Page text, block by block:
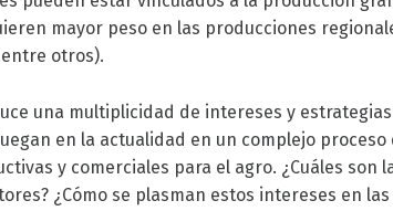
mayor peso en las producciones
otros).
una multiplicidad de intereses y
en la actualidad en un complejo proceso
y comerciales para el agro. ¿Cuáles son
¿Cómo se plasman estos intereses en